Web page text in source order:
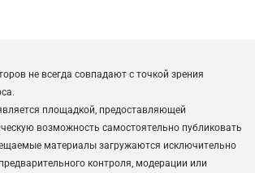
не всегда совпадают с точкой зрения
площадкой, предоставляющей
возможность самостоятельно публиковать
материалы загружаются исключительно
контроля, модерации или